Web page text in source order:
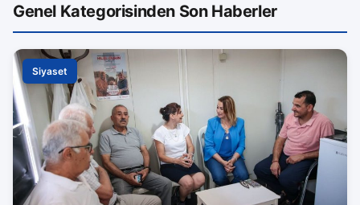
Genel Kategorisinden Son Haberler
Siyaset